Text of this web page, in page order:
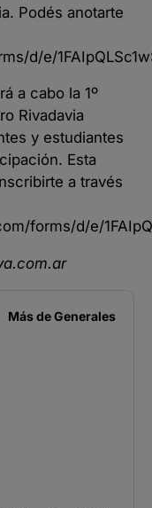
Podés anotarte
d/e/
a cabo la 1º
Rivadavia
y estudiantes
Esta
a través
forms/d/e/
Más deGenerales